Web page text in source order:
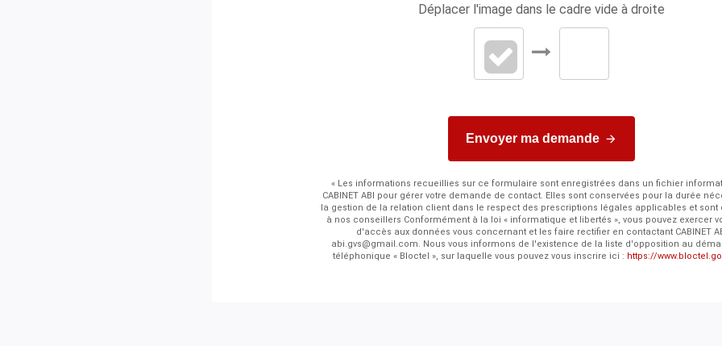
Déplacer l'image dans le cadre vide à droite
Envoyer ma demande
« Les informations recueillies sur ce formulaire sont enregistrées dans un fichier
CABINET ABI pour gérer votre demande de contact. Elles sont conservées pour la durée
la gestion de la relation client dans le respect des prescriptions légales applicables et sont
à nos conseillers Conformément à la loi « informatique et libertés », vous pouvez exercer
d'accès aux données vous concernant et les faire rectifier en contactant CABINET
abi.gvs@gmail.com. Nous vous informons de l'existence de la liste d'opposition au
téléphonique « Bloctel », sur laquelle vous pouvez vous inscrire ici : https://